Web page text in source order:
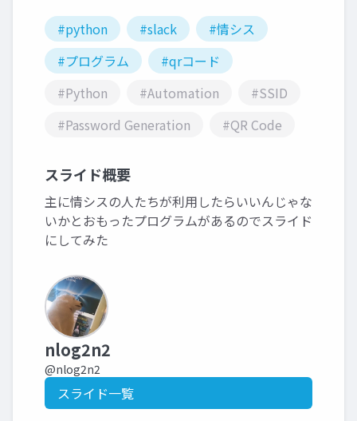
#python #slack
#情シス
#プログラム
#qrコード
#Python
#Automation
#SSID
#Password Generation
#QR Code
スライド概要
主に情シスの人たちが利用したらいいんじゃな
いかとおもったプログラムがあるのでスライド
にしてみた
nlog2n2
@nlog2n2
スライド一覧